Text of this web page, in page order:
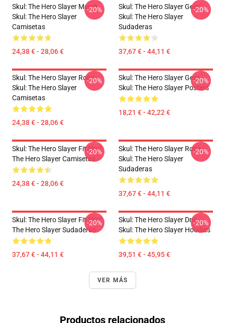
Skul: The Hero Slayer Merch
Skul: The Hero Slayer
Camisetas
24,38 € - 28,06 €
-20%
Skul: The Hero Slayer Gear
Skul: The Hero Slayer
Sudaderas
37,67 € - 44,11 €
-20%
Skul: The Hero Slayer Ropa
Skul: The Hero Slayer
Camisetas
24,38 € - 28,06 €
-20%
Skul: The Hero Slayer Gear
Skul: The Hero Slayer Posters
18,21 € - 42,22 €
-20%
Skul: The Hero Slayer Fit Skul:
The Hero Slayer Camisetas
24,38 € - 28,06 €
-20%
Skul: The Hero Slayer Ropa
Skul: The Hero Slayer
Sudaderas
37,67 € - 44,11 €
-20%
Skul: The Hero Slayer Fit Skul:
The Hero Slayer Sudaderas
37,67 € - 44,11 €
-20%
Skul: The Hero Slayer Drip
Skul: The Hero Slayer Hoodies
39,51 € - 45,95 €
-20%
VER MÁS
Productos relacionados